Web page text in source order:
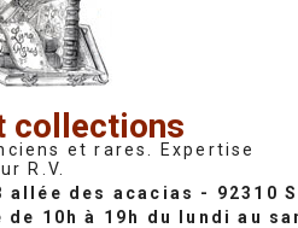
collections
et rares. Expertise
R.V.